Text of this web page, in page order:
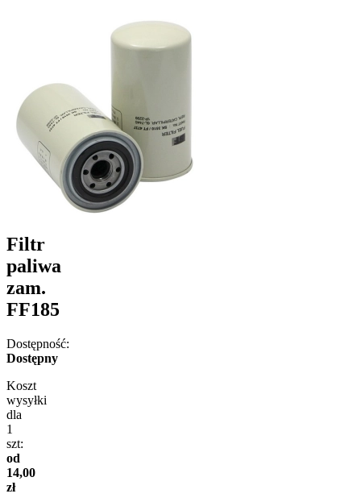
Filtr
paliwa
zam.
FF185
Dostępność:
Dostępny
Koszt
wysyłki
dla
1
szt:
od
14,00
zł